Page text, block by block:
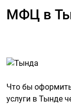
МФЦ в
Что бы
услуги в Тынде